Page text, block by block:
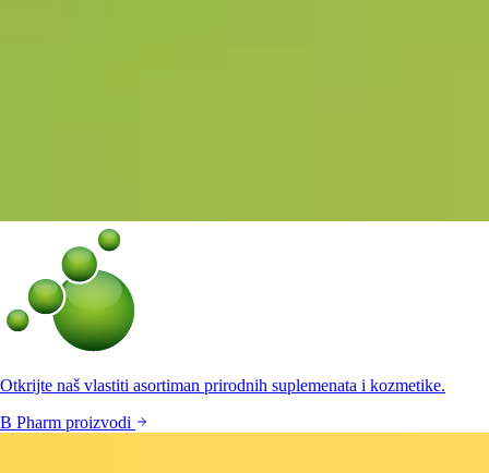
Otkrijte naš vlastiti asortiman prirodnih suplemenata i kozmetike.
B Pharm proizvodi